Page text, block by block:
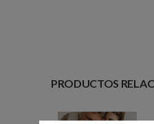
PRODUCTOS